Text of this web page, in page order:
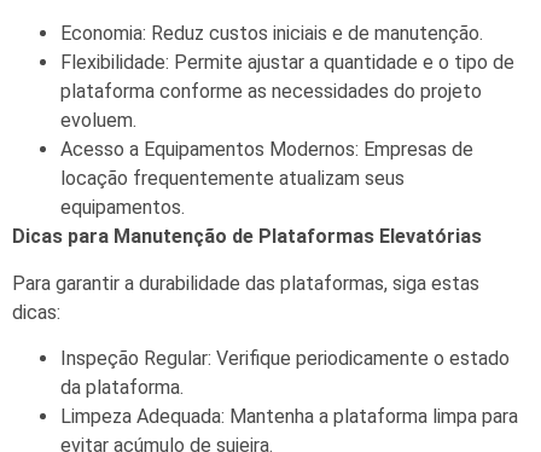
Economia: Reduz custos iniciais e de manutenção.
Flexibilidade: Permite ajustar a quantidade e o tipo de
plataforma conforme as necessidades do projeto
evoluem.
Acesso a Equipamentos Modernos: Empresas de
locação frequentemente atualizam seus
equipamentos.
Dicas para Manutenção de Plataformas Elevatórias
Para garantir a durabilidade das plataformas, siga estas
dicas:
Inspeção Regular: Verifique periodicamente o estado
da plataforma.
Limpeza Adequada: Mantenha a plataforma limpa para
evitar acúmulo de sujeira.